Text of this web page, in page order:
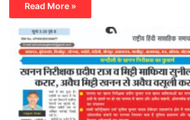
Read More »